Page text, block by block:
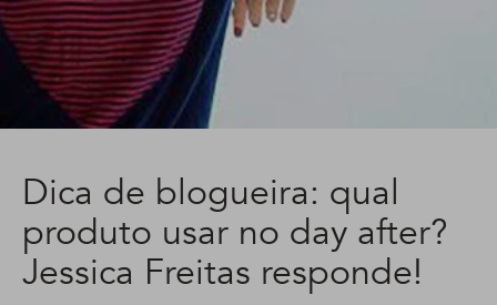
Dica de blogueira: qual
produto usar no day after?
Jessica Freitas responde!